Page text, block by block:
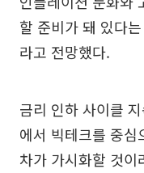
할 준비가 돼 있다
라고 전망했다.
금리 인하 사이클
에서 빅테크를 중심
차가 가시화할 것